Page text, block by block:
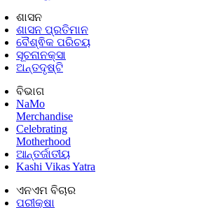
ଶାସନ
ଶାସନ ପ୍ରତିମାନ
ବୈଶ୍ଵିକ ପରିଚୟ
ସୂଚନାନକ୍ସା
ଅନ୍ତଦୃଷ୍ଟି
ବିଭାଗ
NaMo
Merchandise
Celebrating
Motherhood
ଆନ୍ତର୍ଜାତୀୟ
Kashi Vikas Yatra
ଏନଏମ ବିଚାର
ପରୀକ୍ଷା